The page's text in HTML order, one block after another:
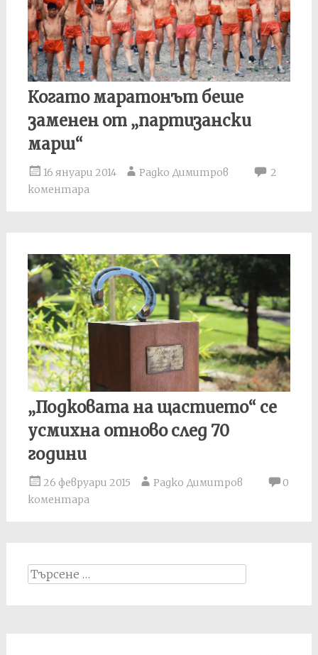
Когато маратонът беше
заменен от „партизански
марш“
16 януари 2014 Радко Димитров
2
коментара
„Подковата на щастието“ се
усмихна отново след 70
години
26 февруари 2015 Радко Димитров
0
коментара
Search